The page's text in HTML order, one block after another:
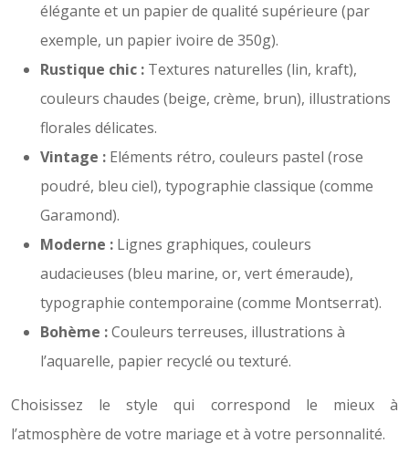
élégante et un papier de qualité supérieure (par
exemple, un papier ivoire de 350g).
Rustique chic : Textures naturelles (lin, kraft),
couleurs chaudes (beige, crème, brun), illustrations
florales délicates.
Vintage : Eléments rétro, couleurs pastel (rose
poudré, bleu ciel), typographie classique (comme
Garamond).
Moderne : Lignes graphiques, couleurs
audacieuses (bleu marine, or, vert émeraude),
typographie contemporaine (comme Montserrat).
Bohème :Couleurs terreuses, illustrations à
l’aquarelle, papier recyclé ou texturé.
Choisissez le style qui correspond le mieux à
l’atmosphère de votre mariage et à votre personnalité.